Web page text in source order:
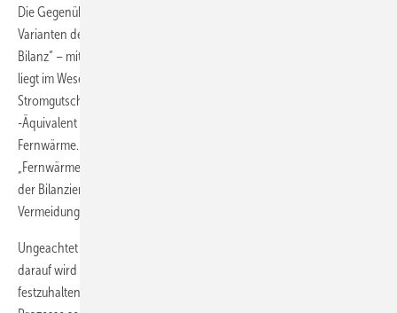
Die Gegenüberstellung der Bilanzen zeigt sehr deutlich, dass alle
Varianten der „Hannover-CO
Bilanz“ – mit einer Ausnahme: die Fernwärmevariante
liegt im Wesentlichen an dem für Hannover nach der
Stromgutschriftmethode schlechter bewerteten Strom-CO
-Äquivalent und dem im Gegenzug besseren CO
Fernwärme. Infolge dessen würden sich die Varianten „BHKW“ und
„Fernwärme“ in der zweiten Bewertung annähern. Weiterhin steigt in
der Bilanzierung mit den Faktoren der Stadt Hannover das CO
Vermeidungspotenzial der Fernwärme gegenüber dem Bestand.
Ungeachtet dessen, welche CO
darauf wird es keine einfache Antwort geben – ist an dieser Stelle
festzuhalten, dass solche Bewertungen je nach Bilanzierung der KWK-